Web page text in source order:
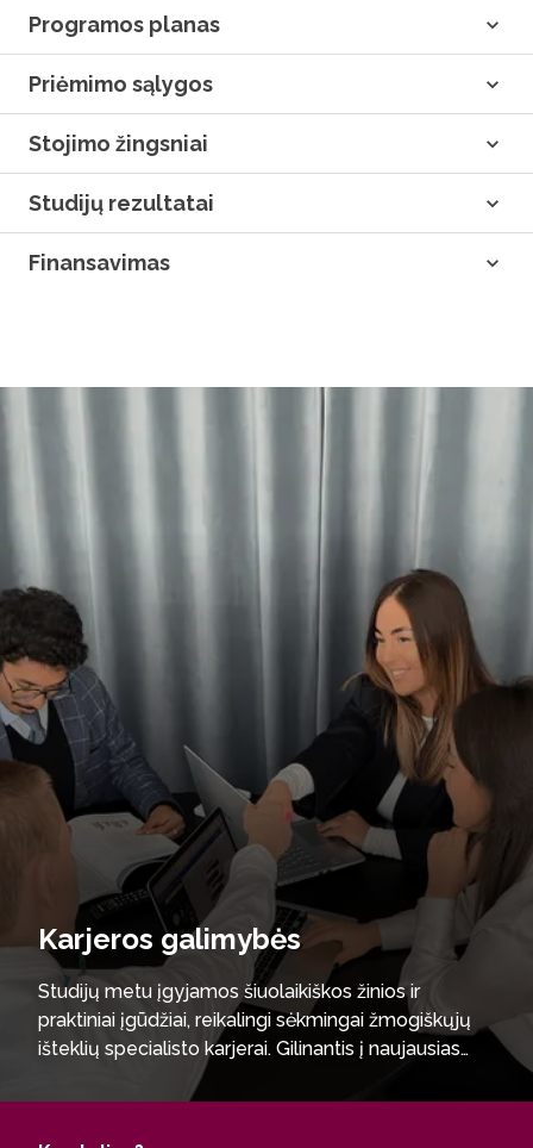
Programos planas
Priėmimo sąlygos
Stojimo žingsniai
Studijų rezultatai
Finansavimas
Karjeros galimybės
Studijų metu įgyjamos šiuolaikiškos žinios ir
praktiniai įgūdžiai, reikalingi sėkmingai žmogiškųjų
išteklių specialisto karjerai. Gilinantis į naujausias
personalo valdymo tendencijas ir taikant strateginį
požiūrį į žmogiškųjų išteklių vadybą, tau suteikiama